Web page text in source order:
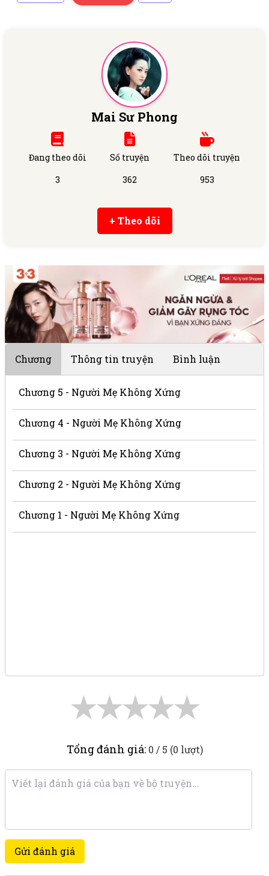
Mai Sư Phong
Đang theo dõi
3
Số truyện
362
Theo dõi truyện
953
+ Theo dõi
Chương Thông tin truyện Bình luận
Chương 5 - Người Mẹ Không Xứng
Chương 4 - Người Mẹ Không Xứng
Chương 3 - Người Mẹ Không Xứng
Chương 2 - Người Mẹ Không Xứng
Chương 1 - Người Mẹ Không Xứng
★
★
★
★
★
Tổng đánh giá: 0 / 5 (0 lượt)
Gửi đánh giá